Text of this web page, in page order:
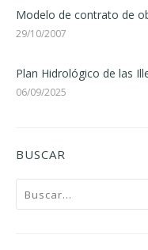
Modelo de contrato de
29/10/2007
Plan Hidrológico de las
06/09/2025
BUSCAR